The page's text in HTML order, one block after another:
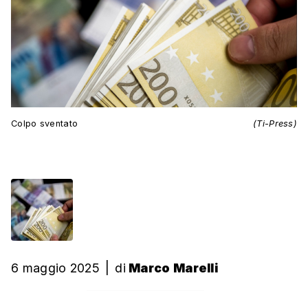
Colpo sventato (Ti-Press)
6 maggio 2025 di Marco Marelli